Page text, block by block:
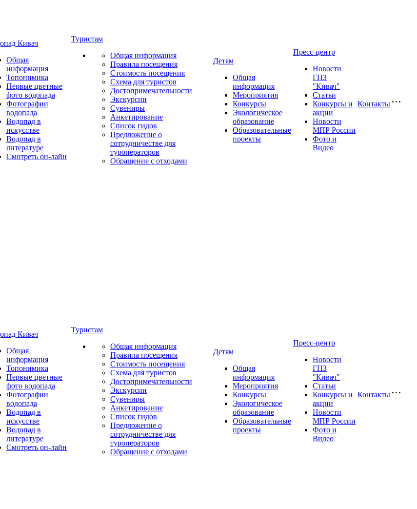
Кивач
Общая
информация
Топонимика
Первые цветные
фото водопада
Фотографии
водопада
Водопад в
искусстве
Водопад в
литературе
Смотреть он-лайн
Туристам
Общая информация
Правила посещения
Стоимость посещения
Схема для туристов
Достопримечательности
Экскурсии
Сувениры
Анкетирование
Список гидов
Предложение о
сотрудничестве для
туроператоров
Обращение с отходами
Детям
Общая
информация
Мероприятия
Конкурсы
Экологическое
образование
Образовательные
проекты
Пресс-центр
Новости
ГПЗ
"Кивач"
Статьи
Конкурсы и
акции
Новости
МПР России
Фото и
Видео
Контакты
Кивач
Общая
информация
Топонимика
Первые цветные
фото водопада
Фотографии
водопада
Водопад в
искусстве
Водопад в
литературе
Смотреть он-лайн
Туристам
Общая информация
Правила посещения
Стоимость посещения
Схема для туристов
Достопримечательности
Экскурсии
Сувениры
Анкетирование
Список гидов
Предложение о
сотрудничестве для
туроператоров
Обращение с отходами
Детям
Общая
информация
Мероприятия
Конкурсы
Экологическое
образование
Образовательные
проекты
Пресс-центр
Новости
ГПЗ
"Кивач"
Статьи
Конкурсы и
акции
Новости
МПР России
Фото и
Видео
Контакты